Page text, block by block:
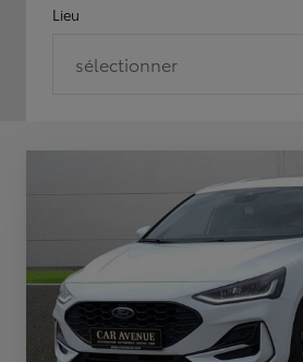
Lieu
sélectionner